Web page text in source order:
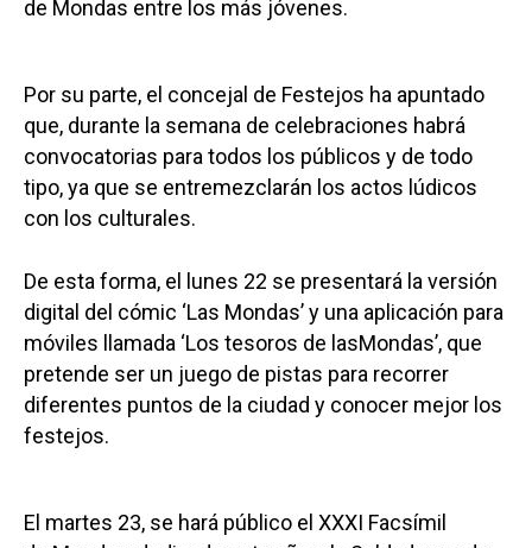
de Mondas entre los más jóvenes.
Por su parte, el concejal de Festejos ha apuntado
que, durante la semana de celebraciones habrá
convocatorias para todos los públicos y de todo
tipo, ya que se entremezclarán los actos lúdicos
con los culturales.
De esta forma, el lunes 22 se presentará la versión
digital del cómic ‘Las Mondas’ y una aplicación para
móviles llamada ‘Los tesoros de lasMondas’, que
pretende ser un juego de pistas para recorrer
diferentes puntos de la ciudad y conocer mejor los
festejos.
El martes 23, se hará público el XXXI Facsímil